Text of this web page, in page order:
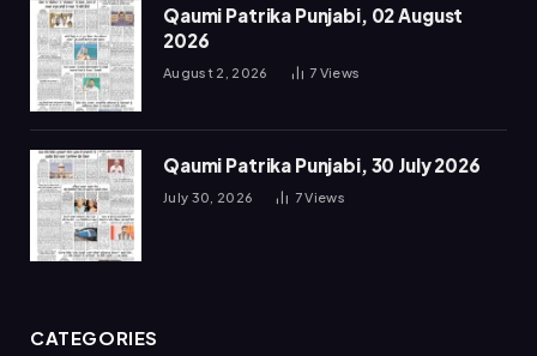
Qaumi Patrika Punjabi, 02 August
2026
August 2, 2026 7 Views
Qaumi Patrika Punjabi, 30 July 2026
July 30, 2026 7Views
CATEGORIES